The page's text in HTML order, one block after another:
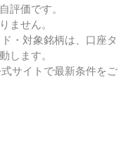
評価です。
ません。
・対象銘柄は、口座タ
します。
サイトで最新条件をご